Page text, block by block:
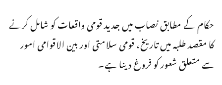
حکام کے مطابق نصاب میں جدید قومی واقعات کو شامل کرنے
کا مقصد طلبہ میں تاریخ، قومی سلامتی اور بین الاقوامی امور
سے متعلق شعور کو فروغ دینا ہے۔